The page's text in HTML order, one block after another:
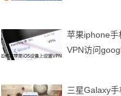
一加vivo小米
苹果iphone手
VPN访问
三星Galaxy